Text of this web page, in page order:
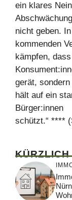
ein klares
nicht geben.
kommenden
kämpfen,
gerät, sondern
hält auf ein
Bürger:innen
schützt.“ ****
KÜRZLICH